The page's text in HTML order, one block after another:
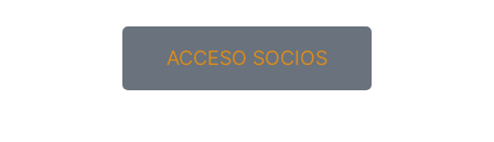
ACCESO SOCIOS